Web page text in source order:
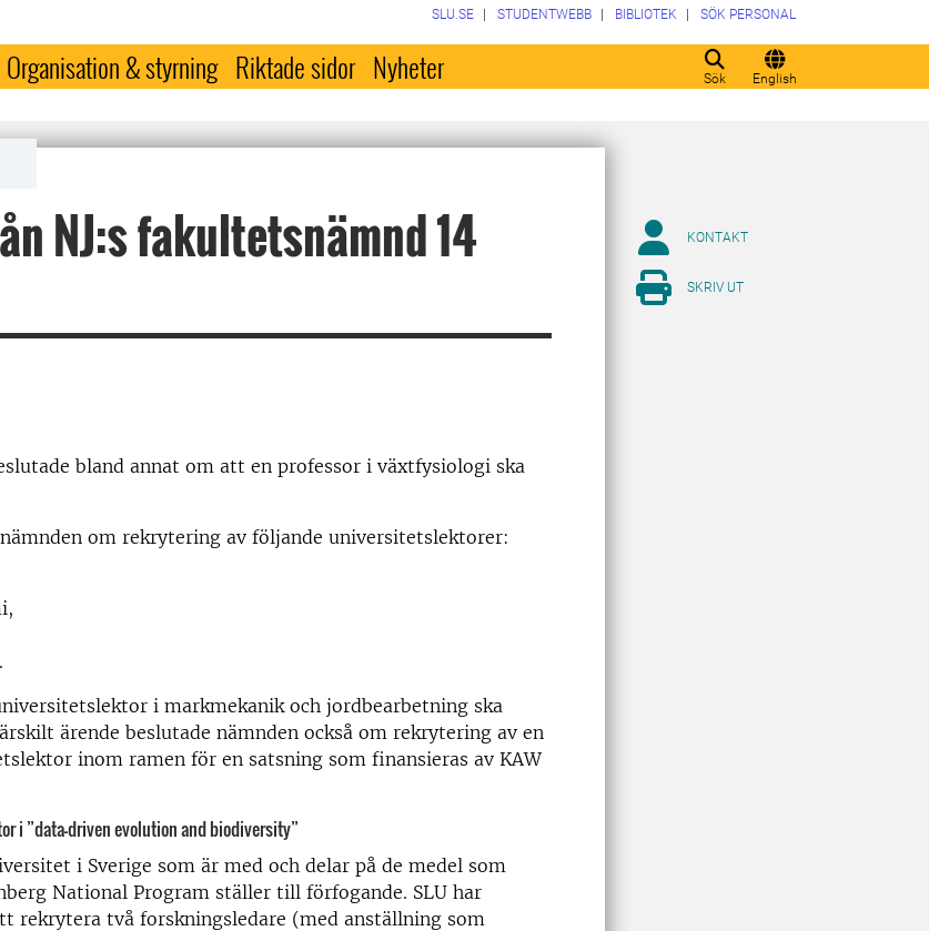
Sök English
SLU.SE STUDENTWEBB BIBLIOTEK SÖK PERSONAL
Organisation & styrning Riktade sidor Nyheter
NJ:s fakultetsnämnd 14
bland annat om att en professor i växtfysiologi ska
om rekrytering av följande universitetslektorer:
i markmekanik och jordbearbetning ska
ärende beslutade nämnden också om rekrytering av en
inom ramen för en satsning som finansieras av KAW
i ”data-driven evolution and biodiversity”
i Sverige som är med och delar på de medel som
National Program ställer till förfogande. SLU har
rekrytera två forskningsledare (med anställning som
KONTAKT
SKRIV UT